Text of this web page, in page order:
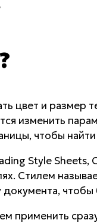
цвет и размер
изменить
чтобы
Style Sheets,
Стилем
применить